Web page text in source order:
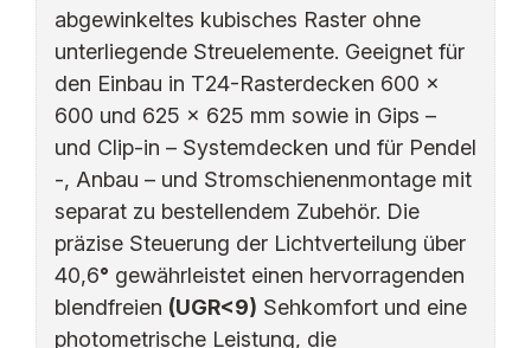
abgewinkeltes kubisches Raster ohne
unterliegende Streuelemente. Geeignet für
den Einbau in T24-Rasterdecken 600 x
600 und 625 x 625 mm sowie in Gips –
und Clip-in – Systemdecken und für Pendel
-, Anbau – und Stromschienenmontage mit
separat zu bestellendem Zubehör. Die
präzise Steuerung der Lichtverteilung über
40,6° gewährleistet einen hervorragenden
blendfreien (UGR<9) Sehkomfort und eine
photometrische Leistung, die